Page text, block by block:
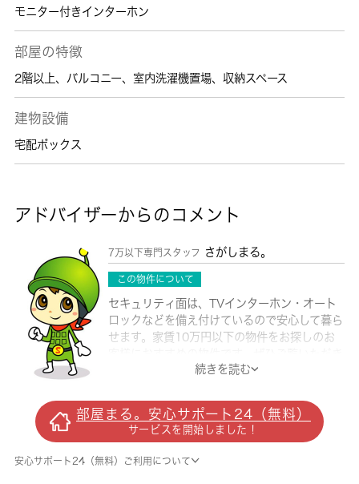
モニター付きインターホン
部屋の特徴
2階以上、 バルコニー、 室内洗濯機置場、 収納スペース
建物設備
宅配ボックス
アドバイザーからのコメント
7万以下専門スタッフ さがしまる。
この物件について
セキュリティ面は、TVインターホン・オート
ロックなどを備え付けているので安心して暮ら
せます。家賃10万円以下の物件をお探しのお
たい賃貸物件です。利便性の高い魅力溢れる角
ベーター付きの物件です。川口市への引っ越し
なら 城南コミュニティにお任せください。お
客様の様々なこだわり条件から、適したお部屋
をご紹介させていただきます。
続きを読む
部屋まる。安心サポート24（無料）
サービスを開始しました！
安心サポート24（無料）ご利用について